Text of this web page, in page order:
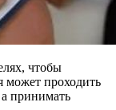
чтобы
может проходить
принимать